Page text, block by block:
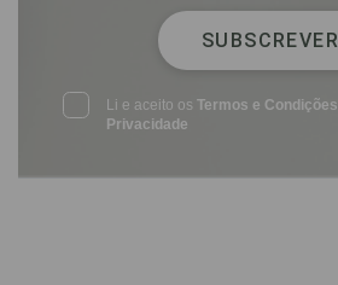
SUBSCREVER
Li e aceito osTermos e Condições
Privacidade